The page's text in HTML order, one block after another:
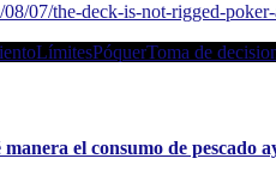
07/the-deck-is-not-rigged-
LímitesPóquerToma de
el consumo de pescado